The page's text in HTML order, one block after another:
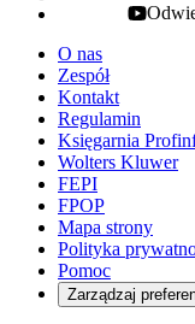
youtube -
O nas
Zespół
Kontakt
Regulamin
Księgarnia
Wolters Kluwer
FEPI
FPOP
Mapa strony
Polityka
Pomoc
Zarządzaj